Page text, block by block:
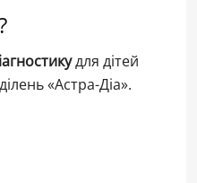
для дітей
«Астра-Діа».